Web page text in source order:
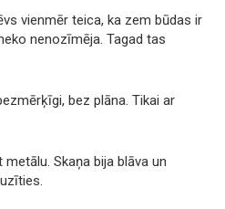
vienmēr teica, ka zem būdas ir
nenozīmēja. Tagad tas
bez plāna. Tikai ar
Skaņa bija blāva un